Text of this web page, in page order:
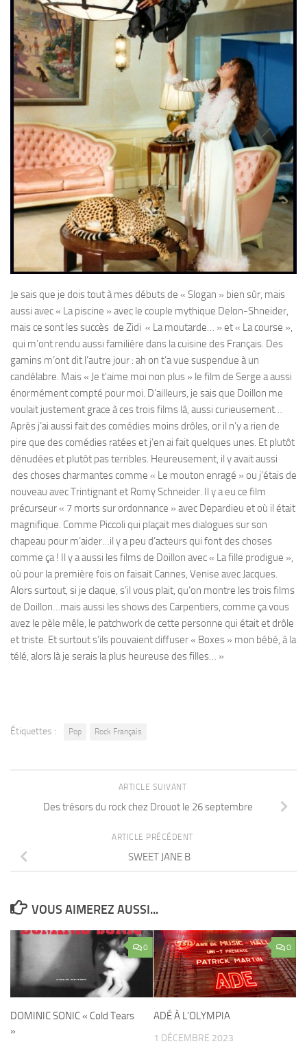
Je sais que je dois tout à mes débuts de « Slogan » bien sûr, mais
aussi avec « La piscine » avec le couple mythique Delon-Shneider,
mais ce sont les succès de Zidi « La moutarde… » et « La course »,
qui m’ont rendu aussi familière dans la cuisine des Français. Des
gamins m’ont dit l’autre jour : ah on t’a vue suspendue à un
candélabre. Mais « Je t’aime moi non plus » le film de Serge a aussi
énormément compté pour moi. D’ailleurs, je sais que Doillon me
voulait justement grace à ces trois films là, aussi curieusement…
Après j’ai aussi fait des comédies moins drôles, or il n’y a rien de
pire que des comédies ratées et j’en ai fait quelques unes. Et plutôt
dénudées et plutôt pas terribles. Heureusement, il y avait aussi
des choses charmantes comme « Le mouton enragé » ou j’étais de
nouveau avec Trintignant et Romy Schneider. Il y a eu ce film
précurseur « 7 morts sur ordonnance » avec Depardieu et où il était
magnifique. Comme Piccoli qui plaçait mes dialogues sur son
chapeau pour m’aider…il y a peu d’acteurs qui font des choses
comme ça ! Il y a aussi les films de Doillon avec « La fille prodigue »,
où pour la première fois on faisait Cannes, Venise avec Jacques.
Alors surtout, si je claque, s’il vous plait, qu’on montre les trois films
de Doillon…mais aussi les shows des Carpentiers, comme ça vous
avez le pèle mêle, le patchwork de cette personne qui était et drôle
et triste. Et surtout s’ils pouvaient diffuser « Boxes » mon bébé, à la
télé, alors là je serais la plus heureuse des filles… »
Étiquettes : Pop Rock Français
ARTICLE SUIVANT
Des trésors du rock chez Drouot le 26 septembre
ARTICLE PRÉCÉDENT
SWEET JANE B
VOUS AIMEREZ AUSSI...
0
DOMINIC SONIC « Cold Tears
»
0
ADÉ À L’OLYMPIA
1 DÉCEMBRE 2023